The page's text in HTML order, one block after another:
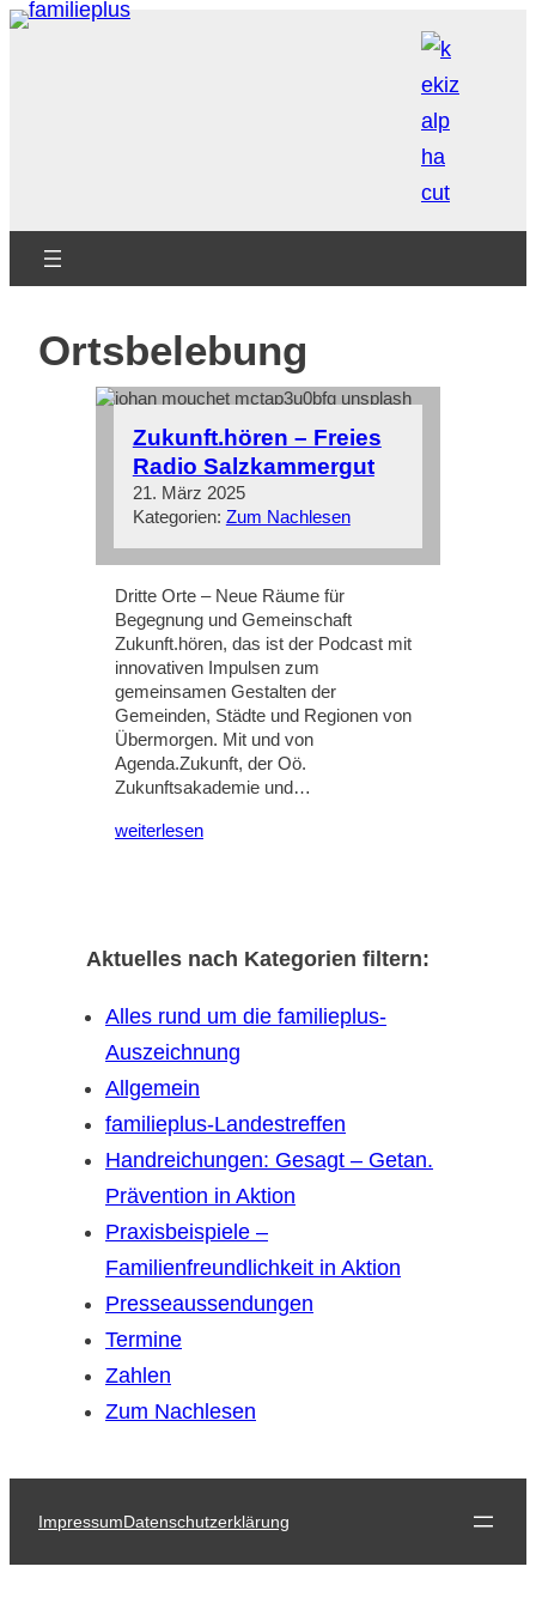
Zum
Ortsbelebung
Zukunft.hören – Freies
Radio Salzkammergut
21. März 2025
Kategorien: Zum Nachlesen
Dritte Orte – Neue Räume für
Begegnung und Gemeinschaft
Zukunft.hören, das ist der Podcast mit
innovativen Impulsen zum
gemeinsamen Gestalten der
Gemeinden, Städte und Regionen von
Übermorgen. Mit und von
Agenda.Zukunft, der Oö.
Zukunftsakademie und…
weiterlesen
Aktuelles nach Kategorien filtern:
Alles rund um die familieplus-
Auszeichnung
Allgemein
familieplus-Landestreffen
Handreichungen: Gesagt – Getan.
Prävention in Aktion
Praxisbeispiele –
Familienfreundlichkeit in Aktion
Presseaussendungen
Termine
Zahlen
Zum Nachlesen
ImpressumDatenschutzerklärung